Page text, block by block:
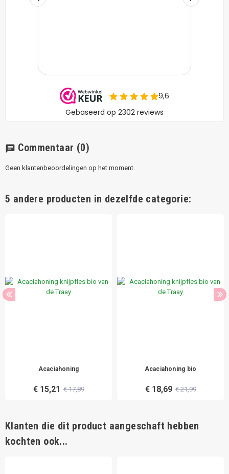
chat Commentaar (0)
Geen klantenbeoordelingen op het moment.
5 andere producten in dezelfde categorie:
Acaciahoning
€ 15,21 € 17,89
Acaciahoning bio
€ 18,69 € 21,99
Klanten die dit product aangeschaft hebben
kochten ook...